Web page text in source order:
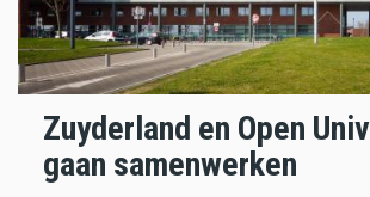
Zuyderland en Open
gaan samenwerken